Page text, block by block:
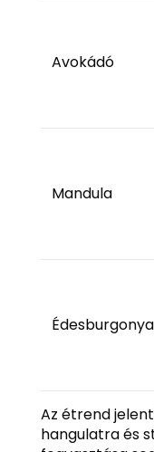
Avokádó
Mandula
Édesburgonya
Az étrend
hangulatra és